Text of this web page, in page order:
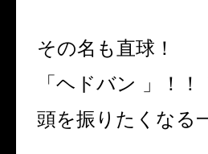
その名も直球！
「ヘドバン 」！！
頭を振りたくなる